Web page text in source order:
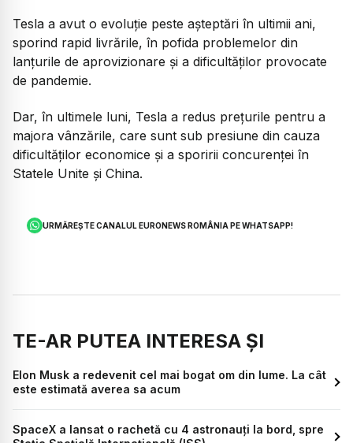
Tesla a avut o evoluţie peste aşteptări în ultimii ani,
sporind rapid livrările, în pofida problemelor din
lanţurile de aprovizionare şi a dificultăţilor provocate
de pandemie.
Dar, în ultimele luni, Tesla a redus preţurile pentru a
majora vânzările, care sunt sub presiune din cauza
dificultăţilor economice şi a sporirii concurenţei în
Statele Unite şi China.
URMĂREȘTE CANALUL EURONEWS ROMÂNIA PE WHATSAPP!
TE-AR PUTEA INTERESA ȘI
Elon Musk a redevenit cel mai bogat om din lume. La cât
este estimată averea sa acum
SpaceX a lansat o rachetă cu 4 astronauţi la bord, spre